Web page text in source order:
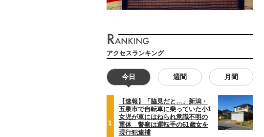
アクセスランキング
今日 週間 月間
1
【速報】「脇見だと…」新潟・
五泉市で自転車に乗っていた小1
女児が車にはねられ意識不明の
重体 警察は運転手の61歳女を
現行犯逮捕